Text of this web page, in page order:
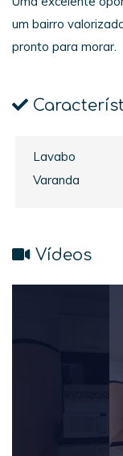
um bairro
pronto para morar.
Lavabo
Varanda
Vídeos